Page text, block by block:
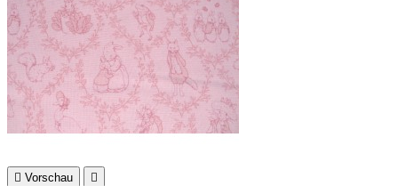
 Vorschau 